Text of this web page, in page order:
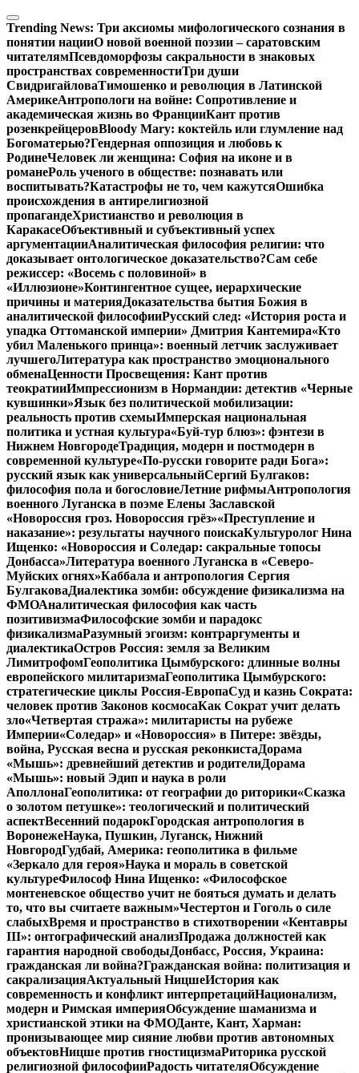
Перейти
к
содержимому
Trending News: Три аксиомы мифологического сознания в
понятии нацииО новой военной поэзии – саратовским
читателямПсевдоморфозы сакральности в знаковых
пространствах современностиТри души
СвидригайловаТимошенко и революция в Латинской
АмерикеАнтропологи на войне: Сопротивление и
академическая жизнь во ФранцииКант против
розенкрейцеровBloody Mary: коктейль или глумление над
Богоматерью?Гендерная оппозиция и любовь к
РодинеЧеловек ли женщина: София на иконе и в
романеРоль ученого в обществе: познавать или
воспитывать?Катастрофы не то, чем кажутсяОшибка
происхождения в антирелигиозной
пропагандеХристианство и революция в
КаракасеОбъективный и субъективный успех
аргументацииАналитическая философия религии: что
доказывает онтологическое доказательство?Сам себе
режиссер: «Восемь с половиной» в
«Иллюзионе»Контингентное сущее, иерархические
причины и материяДоказательства бытия Божия в
аналитической философииРусский след: «История роста и
упадка Оттоманской империи» Дмитрия Кантемира«Кто
убил Маленького принца»: военный летчик заслуживает
лучшегоЛитература как пространство эмоционального
обменаЦенности Просвещения: Кант против
теократииИмпрессионизм в Нормандии: детектив «Черные
кувшинки»Язык без политической мобилизации:
реальность против схемыИмперская национальная
политика и устная культура«Буй-тур блюз»: фэнтези в
Нижнем НовгородеТрадиция, модерн и постмодерн в
современной культуре«По-русски говорите ради Бога»:
русский язык как универсальныйСергий Булгаков:
философия пола и богословиеЛетние рифмыАнтропология
военного Луганска в поэме Елены Заславской
«Новороссия гроз. Новороссия грёз»«Преступление и
наказание»: результаты научного поискаКультуролог Нина
Ищенко: «Новороссия и Соледар: сакральные топосы
Донбасса»Литература военного Луганска в «Северо-
Муйских огнях»Каббала и антропология Сергия
БулгаковаДиалектика зомби: обсуждение физикализма на
ФМОАналитическая философия как часть
позитивизмаФилософские зомби и парадокс
физикализмаРазумный эгоизм: контраргументы и
диалектикаОстров Россия: земля за Великим
ЛимитрофомГеополитика Цымбурского: длинные волны
европейского милитаризмаГеополитика Цымбурского:
стратегические циклы Россия-ЕвропаСуд и казнь Сократа:
человек против Законов космосаКак Сократ учит делать
зло«Четвертая стража»: милитаристы на рубеже
Империи«Соледар» и «Новороссия» в Питере: звёзды,
война, Русская весна и русская реконкистаДорама
«Мышь»: древнейший детектив и родителиДорама
«Мышь»: новый Эдип и наука в роли
АполлонаГеополитика: от географии до риторики«Сказка
о золотом петушке»: теологический и политический
аспектВесенний подарокГородская антропология в
ВоронежеНаука, Пушкин, Луганск, Нижний
НовгородГудбай, Америка: геополитика в фильме
«Зеркало для героя»Наука и мораль в советской
культуреФилософ Нина Ищенко: «Философское
монтеневское общество учит не бояться думать и делать
то, что вы считаете важным»Честертон и Гоголь о силе
слабыхВремя и пространство в стихотворении «Кентавры
III»: онтографический анализПродажа должностей как
гарантия народной свободыДонбасс, Россия, Украина:
гражданская ли война?Гражданская война: политизация и
сакрализацияАктуальный НицшеИстория как
современность и конфликт интерпретацийНационализм,
модерн и Римская империяОбсуждение шаманизма и
христианской этики на ФМОДанте, Кант, Харман:
пронизывающее мир сияние любви против автономных
объектовНицше против гностицизмаРиторика русской
религиозной философииРадость читателяОбсуждение